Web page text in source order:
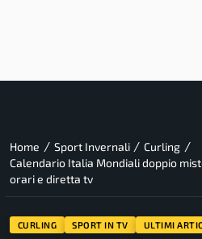
Home / Sport Invernali / Curling /
Calendario Italia Mondiali doppio
orari e diretta tv
CURLING SPORT IN TV ULTIMI